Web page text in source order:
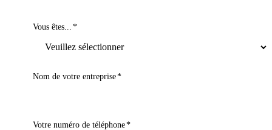
Vous êtes... *
Nom de votre entreprise*
Votre numéro de téléphone*